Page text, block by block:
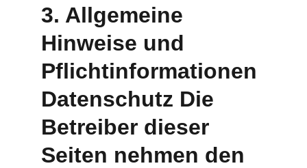
3. Allgemeine
Hinweise und
Pflichtinformationen
Datenschutz Die
Betreiber dieser
Seiten nehmen den